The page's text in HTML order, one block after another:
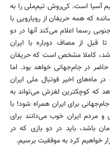
آسیا است. کی‌روش تیم‌ملی را به
که همه حریفان از رویارویی با
رسما اعلام می‌کند آنها در دو
قبل از مصاف دوباره با ایران
کاملا مشخص است که حریفان
در جام‌جهانی خواهد بود. اما
ماه‌های اخیر فوتبال ملی ایران
که کوچکترین لغزش می‌تواند به
برای ایران همراه شود! با
مردم ایران خوب می‌دانند برای
باشد، باید در دو بازی که در
خواهیم کرد به موفقیت برسیم.